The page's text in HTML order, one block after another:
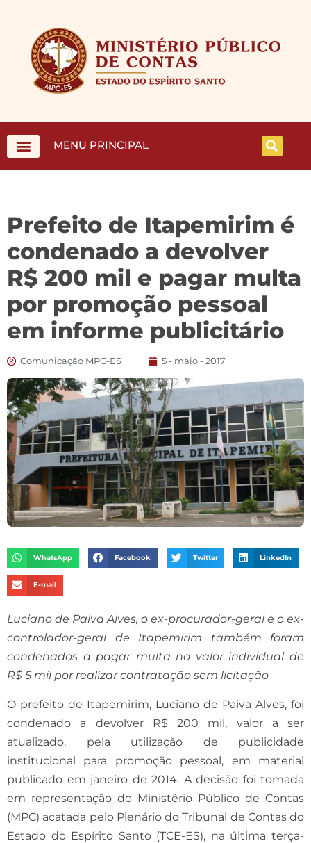
MENU PRINCIPAL
Prefeito de Itapemirim é
condenado a devolver
R$ 200 mil e pagar multa
por promoção pessoal
em informe publicitário
Comunicação MPC-ES 5 - maio - 2017
WhatsApp Facebook Twitter LinkedIn
E-mail
Luciano de Paiva Alves, o ex-procurador-geral e o ex-
controlador-geral de Itapemirim também foram
condenados a pagar multa no valor individual de
R$ 5 mil por realizar contratação sem licitação
O prefeito de Itapemirim, Luciano de Paiva Alves, foi
condenado a devolver R$ 200 mil, valor a ser
atualizado, pela utilização de publicidade
institucional para promoção pessoal, em material
publicado em janeiro de 2014. A decisão foi tomada
em representação do Ministério Público de Contas
(MPC) acatada pelo Plenário do Tribunal de Contas do
Estado do Espírito Santo (TCE-ES), na última terça-